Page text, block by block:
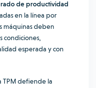
de productividad
en la línea por
máquinas deben
condiciones,
esperada y con
TPM defiende la